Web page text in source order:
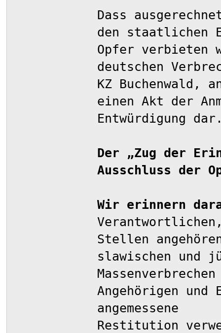
Dass
den staatlichen
Opfer verbieten
deutschen
KZ Buchenwald,
einen Akt der
Entwürdigung
Der „Zug der
Ausschluss der
Wir erinnern
Stellen
slawischen und
Angehörigen
angemessene
Restitution